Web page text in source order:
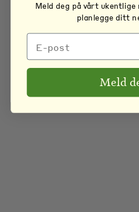
Meld deg på vårt ukentlige
planlegge ditt
Meld